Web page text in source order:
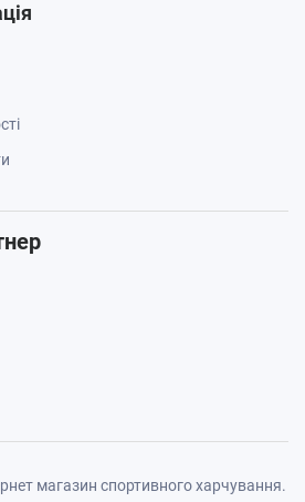
магазин спортивного харчування.